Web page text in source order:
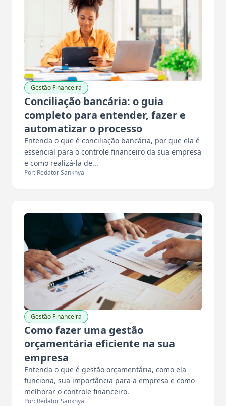
Gestão Financeira
Conciliação bancária: o guia
completo para entender, fazer e
automatizar o processo
Entenda o que é conciliação bancária, por que ela é
essencial para o controle financeiro da sua empresa
e como realizá-la de...
Por: Redator Sankhya
Gestão Financeira
Como fazer uma gestão
orçamentária eficiente na sua
empresa
Entenda o que é gestão orçamentária, como ela
funciona, sua importância para a empresa e como
melhorar o controle financeiro.
Por: Redator Sankhya